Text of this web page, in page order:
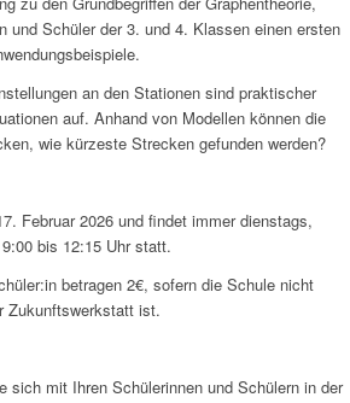
und Schüler der 3. und 4. Klassen einen ersten
an den Stationen sind praktischer
auf. Anhand von Modellen können die
wie kürzeste Strecken gefunden werden?
Februar 2026 und findet immer dienstags,
bis 12:15 Uhr statt.
betragen 2€, sofern die Schule nicht
Zukunftswerkstatt ist.
sich mit Ihren Schülerinnen und Schülern in der